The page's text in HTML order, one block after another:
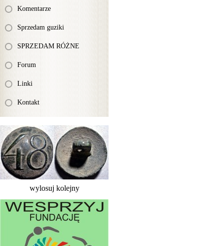
Komentarze
Sprzedam guziki
SPRZEDAM RÓŻNE
Forum
Linki
Kontakt
wylosuj kolejny